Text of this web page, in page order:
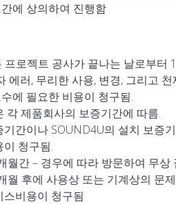
에 상의하여 진행함
프로젝트 공사가 끝나는 날로부
에러, 무리한 사용, 변경, 그리고
에 필요한 비용이 청구됨.
각 제품회사의 보증기간에 따름.
간이나 SOUND4U의 설치 보증
청구됨.
월간 – 경우에 따라 방문하여 무
월 후에 사용상 또는 기계상의 문
비용이 청구됨